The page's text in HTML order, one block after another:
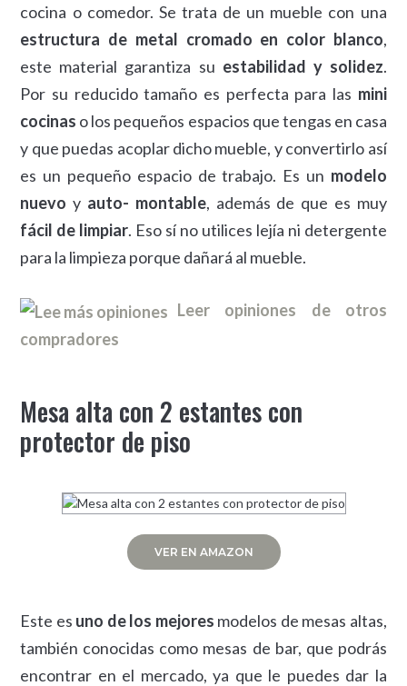
cocina o comedor. Se trata de un mueble con una
estructura de metal cromado en color blanco,
este material garantiza su estabilidad y solidez.
Por su reducido tamaño es perfecta para las mini
cocinas o los pequeños espacios que tengas en casa
y que puedas acoplar dicho mueble, y convertirlo así
es un pequeño espacio de trabajo. Es un modelo
nuevo y auto- montable, además de que es muy
fácil de limpiar. Eso sí no utilices lejía ni detergente
para la limpieza porque dañará al mueble.
Leer opiniones de otros
compradores
Mesa alta con 2 estantes con
protector de piso
VER EN AMAZON
Este es uno de los mejores modelos de mesas altas,
también conocidas como mesas de bar, que podrás
encontrar en el mercado, ya que le puedes dar la